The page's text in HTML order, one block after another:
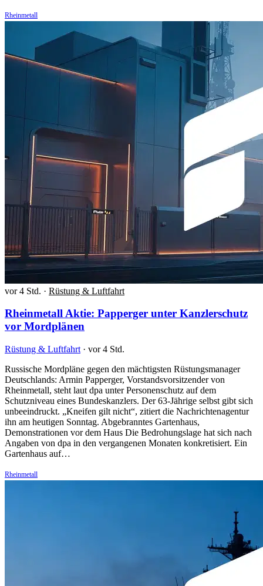
Rheinmetall
vor 4 Std. · Rüstung & Luftfahrt
Rheinmetall Aktie: Papperger unter Kanzlerschutz
vor Mordplänen
Rüstung & Luftfahrt · vor 4 Std.
Russische Mordpläne gegen den mächtigsten Rüstungsmanager
Deutschlands: Armin Papperger, Vorstandsvorsitzender von
Rheinmetall, steht laut dpa unter Personenschutz auf dem
Schutzniveau eines Bundeskanzlers. Der 63-Jährige selbst gibt sich
unbeeindruckt. „Kneifen gilt nicht“, zitiert die Nachrichtenagentur
ihn am heutigen Sonntag. Abgebranntes Gartenhaus,
Demonstrationen vor dem Haus Die Bedrohungslage hat sich nach
Angaben von dpa in den vergangenen Monaten konkretisiert. Ein
Gartenhaus auf…
Rheinmetall